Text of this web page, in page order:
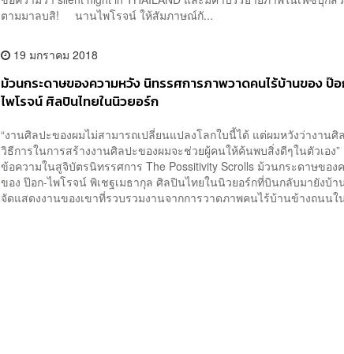
ตามมาลบสิ! นานไพโรจน์ ให้สัมภาษณ์กั...
19 มกราคม 2018
ม้วนกระดาษของความหวัง นิทรรศการภาพวาดคนไร้บ้านของ ป๊
ไพโรจน์ ศิลปินไทยในนิวยอร์ก
“งานศิลปะของผมไม่สามารถเปลี่ยนแปลงโลกใบนี้ได้ แต่ผมหวังว่างานศิ
วิธีการในการสร้างงานศิลปะของผมจะช่วยผู้คนให้ค้นพบสิ่งดีๆในตัวเอง”
ข้อความในสูจิบัตรนิทรรศการ The Possitivity Scrolls ม้วนกระดาษของ
ของ ป๊อก-ไพโรจน์ พิเชฐเมธากุล ศิลปินไทยในนิวยอร์กที่บินกลับมายังบ้า
จัดแสดงงานของเขาที่รวบรวมงานจากการวาดภาพคนไร้บ้านข้างถนนใ